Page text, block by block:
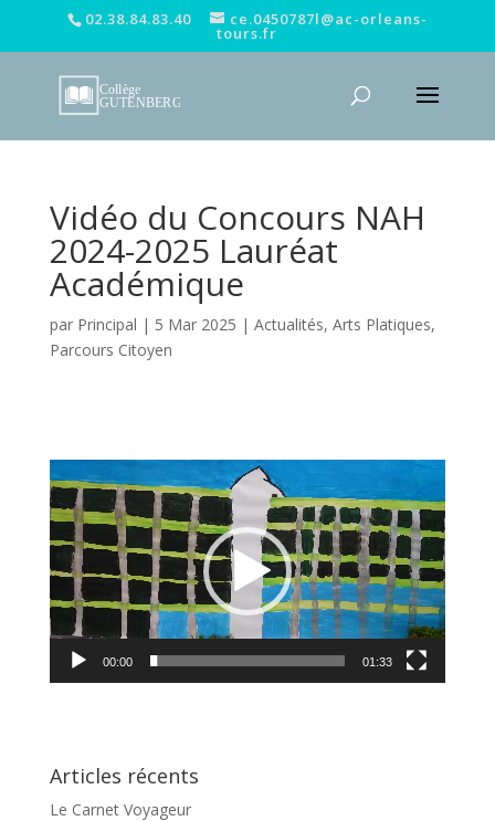
02.38.84.83.40 ce.0450787l@ac-orleans-
tours.fr
Vidéo du Concours NAH
2024-2025 Lauréat
Académique
par Principal | 5 Mar 2025 | Actualités, Arts Platiques,
Parcours Citoyen
vidéo
00:00 01:33
Articles récents
Le Carnet Voyageur